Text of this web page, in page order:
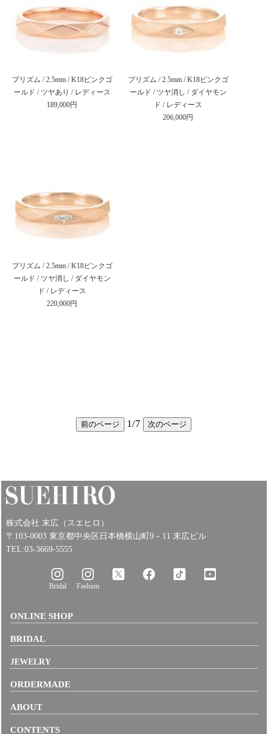
プリズム / 2.5mm / K18ピンクゴ
ールド / ツヤあり / レディース
189,000円
プリズム / 2.5mm / K18ピンクゴ
ールド / ツヤ消し / ダイヤモン
ド / レディース
206,000円
プリズム / 2.5mm / K18ピンクゴ
ールド / ツヤ消し / ダイヤモン
ド / レディース
220,000円
前のページ 1/7 次のページ
株式会社 末広（スエヒロ）
〒103-0003 東京都中央区日本橋横山町9－11 末広ビル
TEL:03-3669-5555
Bridal Fashion
ONLINE SHOP
BRIDAL
JEWELRY
ORDERMADE
ABOUT
CONTENTS